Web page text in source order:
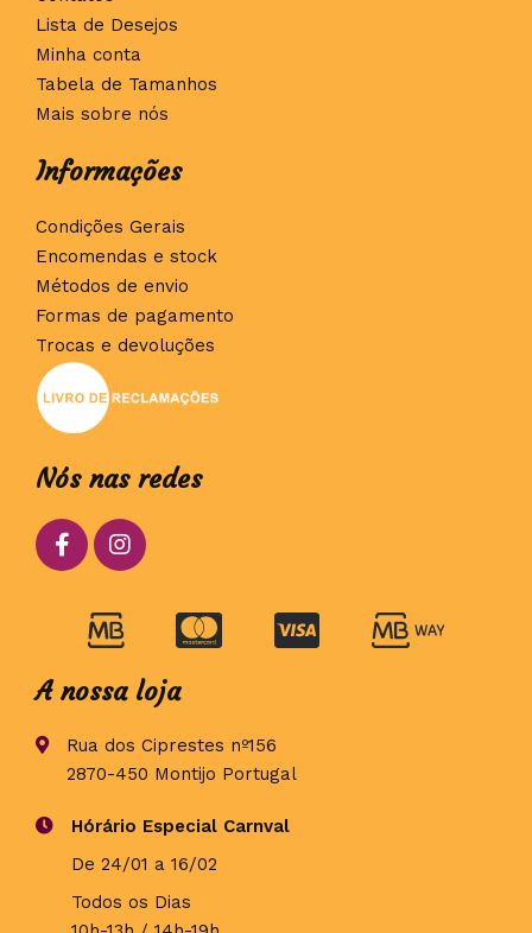
Lista de Desejos
Minha conta
Tabela de Tamanhos
Mais sobre nós
Informações
Condições Gerais
Encomendas e stock
Métodos de envio
Formas de pagamento
Trocas e devoluções
Nós nas redes
A nossa loja
Rua dos Ciprestes nº156
2870-450 Montijo Portugal
Hórário Especial Carnval
De 24/01 a 16/02
Todos os Dias